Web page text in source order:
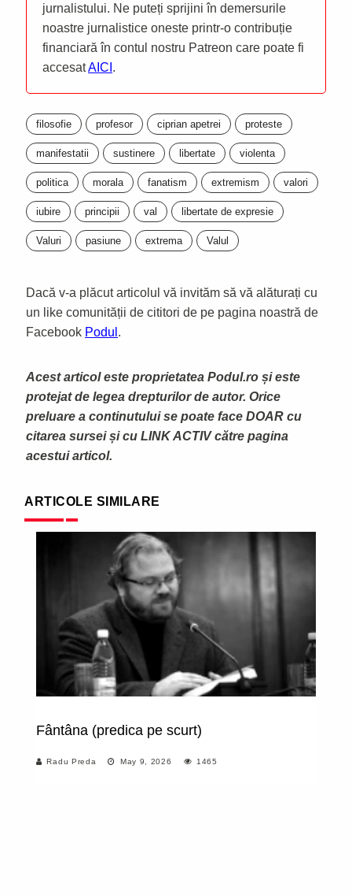
jurnalistului. Ne puteți sprijini în demersurile
noastre jurnalistice oneste printr-o contribuție
financiară în contul nostru Patreon care poate fi
accesatAICI .
filosofie profesor ciprian apetrei proteste
manifestatii sustinere libertate violenta
politica morala fanatism extremism valori
iubire principii val libertate de expresie
Valuri pasiune extrema Valul
Dacă v-a plăcut articolul vă invităm să vă alăturați cu
un like comunității de cititori de pe pagina noastră de
Facebook Podul .
Acest articol este proprietatea Podul.ro și este
protejat de legea drepturilor de autor. Orice
preluare a continutului se poate face DOAR cu
citarea sursei și cu LINK ACTIV către pagina
acestui articol.
ARTICOLE SIMILARE
Fântâna (predica pe scurt)
Radu Preda May 9, 2026 1465